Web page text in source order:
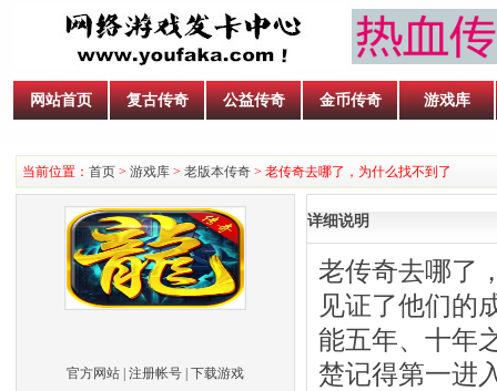
网站首页 复古传奇 公益传奇 金币传奇 游戏库
当前位置： 首页 > 游戏库 > 老版本传奇 > 老传奇去哪了，为什么找不到了
官方网站 注册帐号 下载游戏
详细说明
老传奇去哪了
见证了他们的
能五年、十年
楚记得第一进